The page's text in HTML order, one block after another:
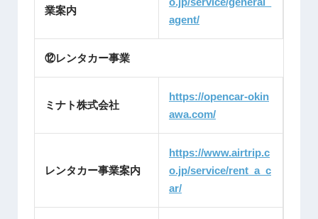
業案内
agent/
⑫レンタカー事業
ミナト株式会社
https://opencar-okin
awa.com/
レンタカー事業案内
https://www.airtrip.c
o.jp/service/rent_a_c
ar/